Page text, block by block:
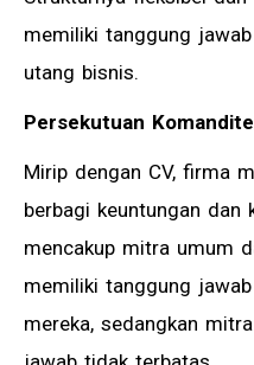
memiliki tanggung
utang bisnis.
Persekutuan
Mirip dengan CV, firma
berbagi keuntungan dan
mencakup mitra umum
memiliki tanggung
mereka, sedangkan